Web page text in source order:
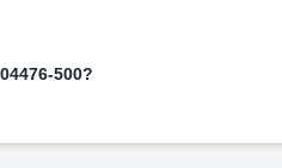
04476-500?